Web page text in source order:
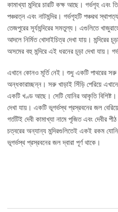
কামাখ্যা মন্দিরে চারটি কক্ষ আছে। গর্ভগৃহ
পঞ্চরত্ন এবং নাটমন্দির। গর্ভগৃহটি পঞ্চরথ
তেজপুরের সূর্যমন্দিরের সমতুল্য। এগুলিতে
আদলে নির্মিত খোদাইচিত্র দেখা যায়। মন্দিরের
অসমের বহু মন্দিরে এই ধরনের চূড়া দেখা যায়।
এখানে কোনও মূর্তি নেই। শুধু একটি পাথরের সরু
অন্ধকারাচ্ছন্ন। সরু খাড়াই সিঁড়ি পেরিয়ে
একটি খণ্ড আছে। সেটি যোনির আকৃতি বিশিষ্ট।
দেখা যায়। একটি ভূগর্ভস্থ প্রস্রবনের জল
গর্তটিই দেবী কামাখ্যা নামে পূজিত এবং দেবীর
চত্বরের অন্যান্য মন্দিরগুলিতেই একই রকম
ভূগর্ভস্থ প্রস্রবনের জল দ্বারা পূর্ণ থাকে।